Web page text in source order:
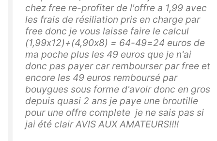
chez free re-profiter de l'offre a 1,99 avec
les frais de résiliation pris en charge par
free donc je vous laisse faire le calcul
(1,99x12)+(4,90x8) = 64-49=24 euros de
ma poche plus les 49 euros que je n'ai
donc pas payer car rembourser par free et
encore les 49 euros remboursé par
bouygues sous forme d'avoir donc en gros
depuis quasi 2 ans je paye une broutille
pour une offre complete je ne sais pas si
jai été clair AVIS AUX AMATEURS!!!!